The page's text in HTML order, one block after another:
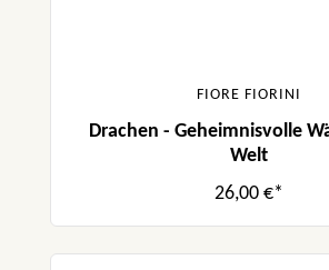
FIORE FIORINI
Drachen - Geheimnisvolle
Welt
26,00 €*